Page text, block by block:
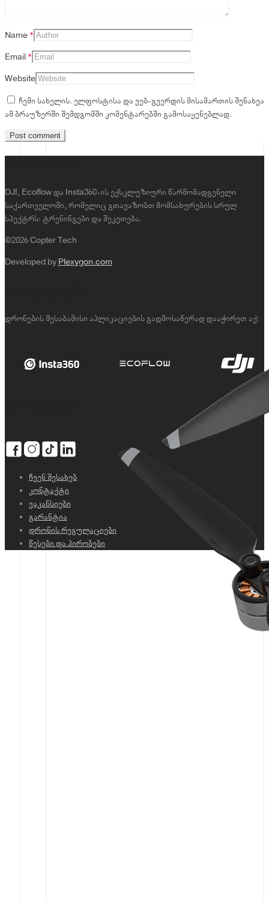
Name *
Email *
Website
ჩემი სახელის. ელფოსტისა და ვებ-გვერდის მისამართის შენახვა
ამ ბრაუზერში შემდგომში კომენტარებში გამოსაყენებლად.
DJI, Ecoflow და Insta360-ის ექსკლუზიური წარმომადგენელი
საქართველოში, რომელიც გთავაზობთ მომსახურების სრულ
სპექტრს: ტრენინგები და შეკეთება.
©2026 Copter Tech
Developed by Plexygon.com
დრონების შესაბამისი აპლიკაციების გადმოსაწერად დააჭირეთ აქ:
ჩვენ შესახებ
კონტაქტი
ვაკანსიები
გარანტია
დრონის რეგულაციები
წესები და პირობები